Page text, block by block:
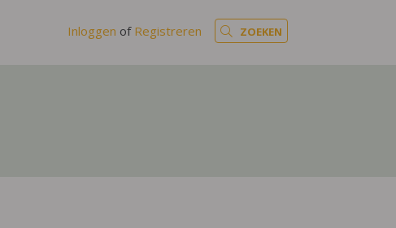
Inloggen of Registreren ZOEKEN